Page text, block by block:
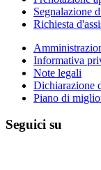
Segnalazione
Richiesta
Informativa
Note legali
Dichiarazione
Piano di
Seguici su